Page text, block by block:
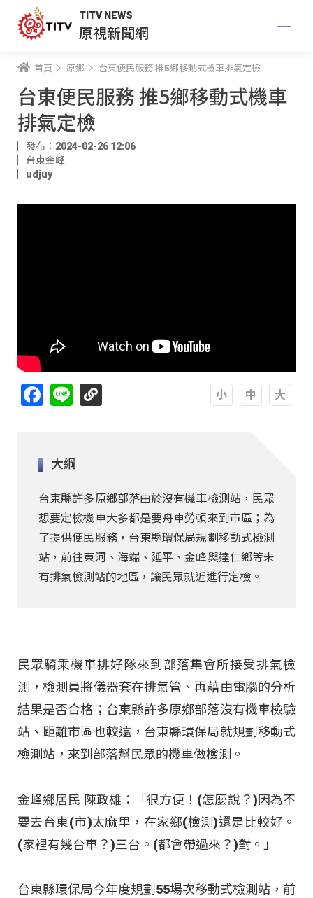
TITV NEWS
原視新聞網
首頁 原鄉 台東便民服務 推5鄉移動式機車排氣定檢
台東便民服務 推5鄉移動式機車
排氣定檢
發布：2024-02-26 12:06
台東金峰
udjuy
Facebook
Line
大綱
台東縣許多原鄉部落由於沒有機車檢測站，民眾
想要定檢機車大多都是要舟車勞頓來到市區；為
了提供便民服務，台東縣環保局規劃移動式檢測
站，前往東河、海端、延平、金峰與達仁鄉等未
有排氣檢測站的地區，讓民眾就近進行定檢。
民眾騎乘機車排好隊來到部落集會所接受排氣檢
測，檢測員將儀器套在排氣管、再藉由電腦的分析
結果是否合格；台東縣許多原鄉部落沒有機車檢驗
站、距離市區也較遠，台東縣環保局就規劃移動式
檢測站，來到部落幫民眾的機車做檢測。
金峰鄉居民 陳政雄：「很方便！(怎麼說？)因為不
要去台東(市)太麻里，在家鄉(檢測)還是比較好。
(家裡有幾台車？)三台。(都會帶過來？)對。」
台東縣環保局今年度規劃55場次移動式檢測站，前